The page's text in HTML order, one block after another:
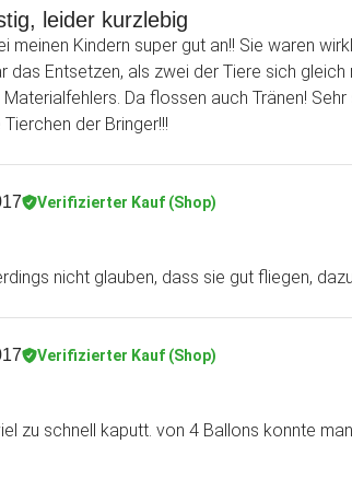
leider kurzlebig
meinen Kindern super gut an!! Sie waren
das Entsetzen, als zwei der Tiere sich
Da flossen auch Tränen!
der Bringer!!!
Verifizierter Kauf (Shop)
nicht glauben, dass sie gut fliegen,
Verifizierter Kauf (Shop)
zu schnell kaputt. von 4 Ballons konnte